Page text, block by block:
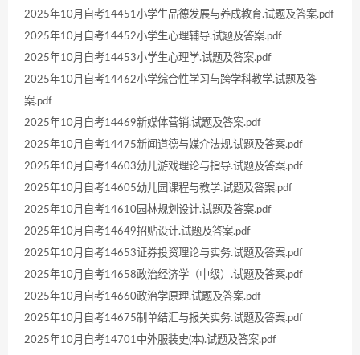
2025年10月自考14451小学生品德发展与养成教育.试题及答案.pdf
2025年10月自考14452小学生心理辅导.试题及答案.pdf
2025年10月自考14453小学生心理学.试题及答案.pdf
2025年10月自考14462小学综合性学习与跨学科教学.试题及答
案.pdf
2025年10月自考14469新媒体营销.试题及答案.pdf
2025年10月自考14475新闻道德与媒介法规.试题及答案.pdf
2025年10月自考14603幼儿游戏理论与指导.试题及答案.pdf
2025年10月自考14605幼儿园课程与教学.试题及答案.pdf
2025年10月自考14610园林规划设计.试题及答案.pdf
2025年10月自考14649招贴设计.试题及答案.pdf
2025年10月自考14653证券投资理论与实务.试题及答案.pdf
2025年10月自考14658政治经济学（中级）.试题及答案.pdf
2025年10月自考14660政治学原理.试题及答案.pdf
2025年10月自考14675制单结汇与报关实务.试题及答案.pdf
2025年10月自考14701中外服装史(本).试题及答案.pdf